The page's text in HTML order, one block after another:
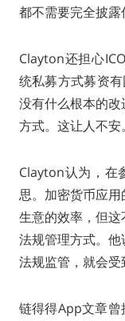
都不需要完全披露
Clayton还担心
统私募方式募资
没有什么根本的
方式。这让人不安。
Clayton认为，在
思。加密货币应
生意的效率，但
法规管理方式。
法规监管，就会受
链得得App文章曾